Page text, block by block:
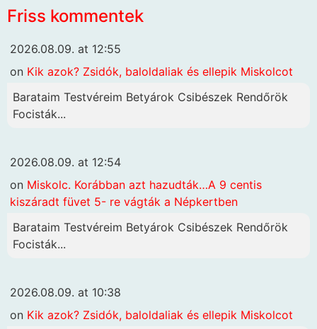
Friss kommentek
2026.08.09. at 12:55
on Kik azok? Zsidók, baloldaliak és ellepik Miskolcot
Barataim Testvéreim Betyárok Csibészek Rendőrök
Focisták...
2026.08.09. at 12:54
on Miskolc. Korábban azt hazudták…A 9 centis
kiszáradt füvet 5- re vágták a Népkertben
Barataim Testvéreim Betyárok Csibészek Rendőrök
Focisták...
2026.08.09. at 10:38
on Kik azok? Zsidók, baloldaliak és ellepik Miskolcot